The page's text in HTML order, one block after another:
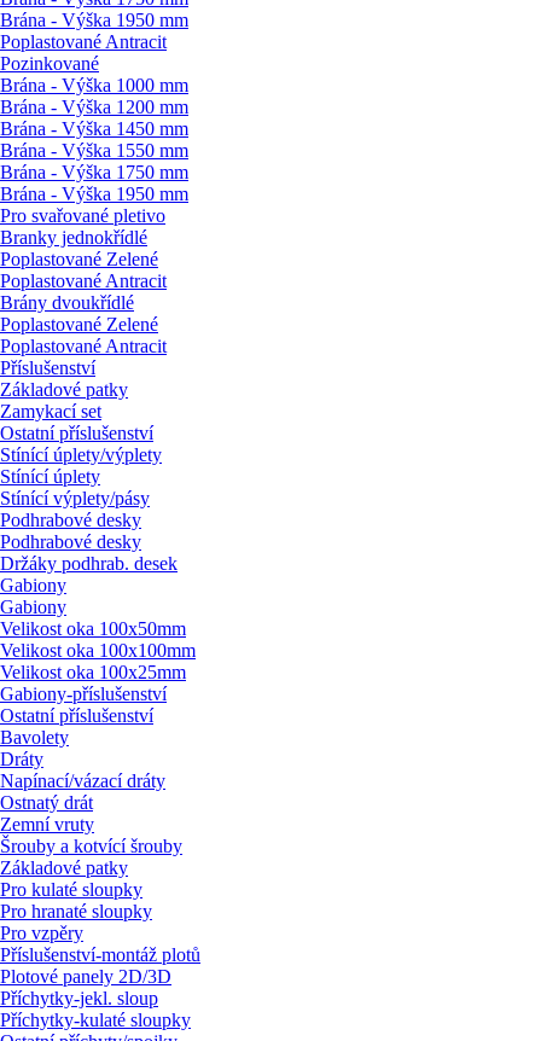
Brána - Výška 1950 mm
Poplastované Antracit
Pozinkované
Brána - Výška 1000 mm
Brána - Výška 1200 mm
Brána - Výška 1450 mm
Brána - Výška 1550 mm
Brána - Výška 1750 mm
Brána - Výška 1950 mm
Pro svařované pletivo
Branky jednokřídlé
Poplastované Zelené
Poplastované Antracit
Brány dvoukřídlé
Poplastované Zelené
Poplastované Antracit
Příslušenství
Základové patky
Zamykací set
Ostatní příslušenství
Stínící úplety/výplety
Stínící úplety
Stínící výplety/pásy
Podhrabové desky
Podhrabové desky
Držáky podhrab. desek
Gabiony
Gabiony
Velikost oka 100x50mm
Velikost oka 100x100mm
Velikost oka 100x25mm
Gabiony-příslušenství
Ostatní příslušenství
Bavolety
Dráty
Napínací/vázací dráty
Ostnatý drát
Zemní vruty
Šrouby a kotvící šrouby
Základové patky
Pro kulaté sloupky
Pro hranaté sloupky
Pro vzpěry
Příslušenství-montáž plotů
Plotové panely 2D/3D
Příchytky-jekl. sloup
Příchytky-kulaté sloupky